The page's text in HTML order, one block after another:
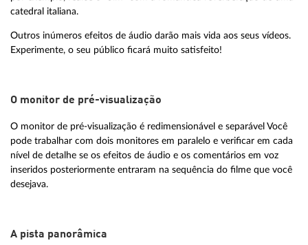
catedral italiana.
Outros inúmeros efeitos de áudio darão mais vida aos seus vídeos.
Experimente, o seu público ficará muito satisfeito!
O monitor de pré-visualização
O monitor de pré-visualização é redimensionável e separável Você
pode trabalhar com dois monitores em paralelo e verificar em cada
nível de detalhe se os efeitos de áudio e os comentários em voz
inseridos posteriormente entraram na sequência do filme que você
desejava.
A pista panorâmica